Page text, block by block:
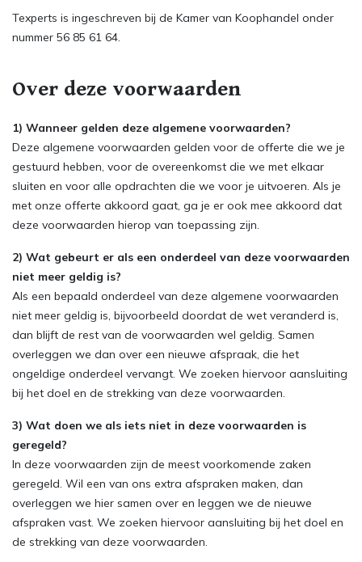
Texperts is ingeschreven bij de Kamer van Koophandel onder
nummer 56 85 61 64.
Over deze voorwaarden
1) Wanneer gelden deze algemene voorwaarden?
Deze algemene voorwaarden gelden voor de offerte die we je
gestuurd hebben, voor de overeenkomst die we met elkaar
sluiten en voor alle opdrachten die we voor je uitvoeren. Als je
met onze offerte akkoord gaat, ga je er ook mee akkoord dat
deze voorwaarden hierop van toepassing zijn.
2) Wat gebeurt er als een onderdeel van deze voorwaarden
niet meer geldig is?
Als een bepaald onderdeel van deze algemene voorwaarden
niet meer geldig is, bijvoorbeeld doordat de wet veranderd is,
dan blijft de rest van de voorwaarden wel geldig. Samen
overleggen we dan over een nieuwe afspraak, die het
ongeldige onderdeel vervangt. We zoeken hiervoor aansluiting
bij het doel en de strekking van deze voorwaarden.
3) Wat doen we als iets niet in deze voorwaarden is
geregeld?
In deze voorwaarden zijn de meest voorkomende zaken
geregeld. Wil een van ons extra afspraken maken, dan
overleggen we hier samen over en leggen we de nieuwe
afspraken vast. We zoeken hiervoor aansluiting bij het doel en
de strekking van deze voorwaarden.